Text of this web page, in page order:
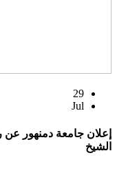
29
Jul
إعلان جامعة دمنهور عن
الشيخ